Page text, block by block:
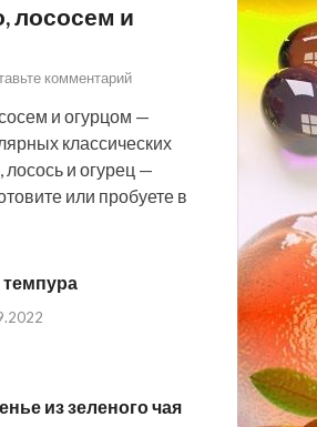
лососем и
комментарий
и огурцом —
классических
и огурец —
или пробуете в
из зеленого чая